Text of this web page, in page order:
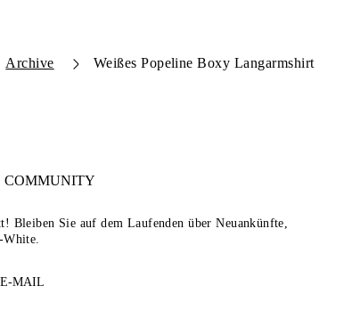
Archive Weißes Popeline Boxy Langarmshirt
COMMUNITY
Bleiben Sie auf dem Laufenden über Neuankünfte,
E-MAIL